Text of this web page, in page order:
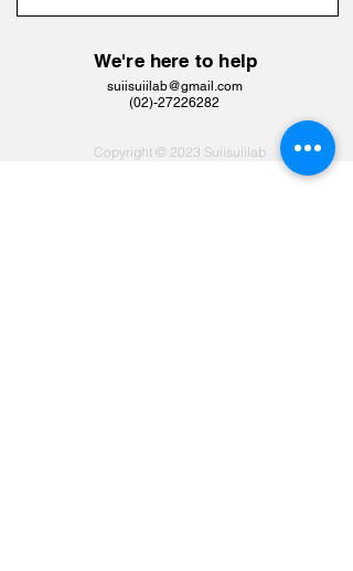
We're here to help
suiisuiilab@gmail.com
​(02)-27226282
Copyright © 2023 Suiisuiilab